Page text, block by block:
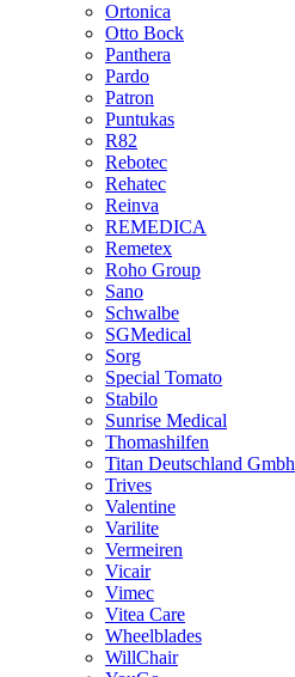
Ortonica
Otto Bock
Panthera
Pardo
Patron
Puntukas
R82
Rebotec
Rehatec
Reinva
REMEDICA
Remetex
Roho Group
Sano
Schwalbe
SGMedical
Sorg
Special Tomato
Stabilo
Sunrise Medical
Thomashilfen
Titan Deutschland Gmbh
Trives
Valentine
Varilite
Vermeiren
Vicair
Vimec
Vitea Care
Wheelblades
WillChair